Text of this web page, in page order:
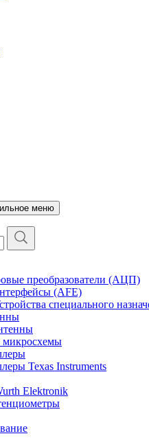
меню
преобразователи (АЦП)
(AFE)
специального
микросхемы
Texas Instruments
Elektronik